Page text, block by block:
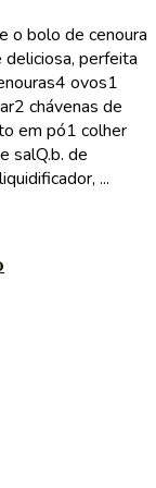
o bolo de cenoura
deliciosa, perfeita
ovos1
chávenas de
em pó1 colher
salQ.b. de
...